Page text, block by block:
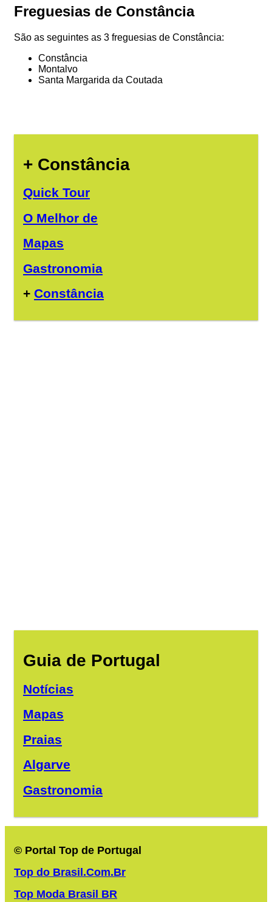
Freguesias de Constância
São as seguintes as 3 freguesias de Constância:
Constância
Montalvo
Santa Margarida da Coutada
+ Constância
Quick Tour
O Melhor de
Mapas
Gastronomia
+ Constância
Guia de Portugal
Notícias
Mapas
Praias
Algarve
Gastronomia
© Portal Top de Portugal
Top do Brasil.Com.Br
Top Moda Brasil BR